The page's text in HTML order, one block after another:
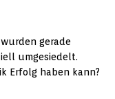
wurden gerade
umgesiedelt.
Erfolg haben kann?